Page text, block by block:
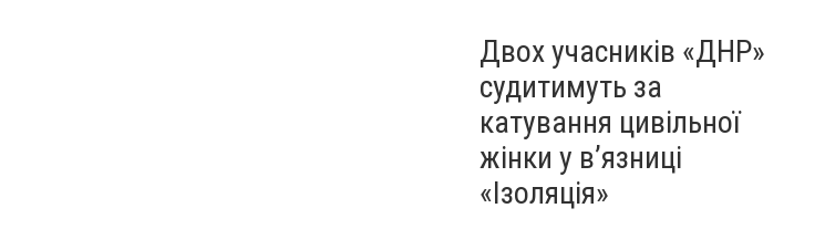
Двох учасників «ДНР»
судитимуть за
катування цивільної
жінки у в’язниці
«Ізоляція»